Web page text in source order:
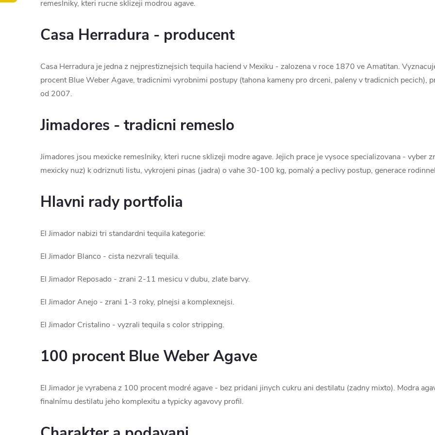
remeslniky, kteri rucne sklizeji modrou agave.
Casa Herradura - producent
Casa Herradura je jedna z nejprestiznejsich tequila haciend v Mexiku - zalozena v roce 1870 ve Amatitan.
procent Blue Weber Agave, tradicnimi vyrobnimi postupy (tahona kameny pro drceni, paleny v tradicnich
od 2007.
Jimadores - tradicni remeslo
Jimadores jsou mexicke remeslniky, kteri rucne sklizeji modre agave. Jejich prace je vysoce specializovana -
mexicky nuz) k odriznuti listu, vykrojeni pinas (jadra) o vahe 30-100 kg, pomalý a peclivy postup, generace
Hlavni rady portfolia
El Jimador nabizi tri standardni tequila kategorie:
El Jimador Blanco - cista nezvrali tequila.
El Jimador Reposado - zrani 2-11 mesicu v dubu, zlate barvy.
El Jimador Anejo - zrani 1-3 roky, plnejsi a komplexnejsi.
El Jimador Cristalino - vyzrali tequila s color stripping.
100 procent Blue Weber Agave
El Jimador je vyrabena z 100 procent modré agave - bez pridani jinych cukru ani destilatu (zadny mixto). Modra
finalnímu destilatu jeho komplexitu a typicky agavovy profil.